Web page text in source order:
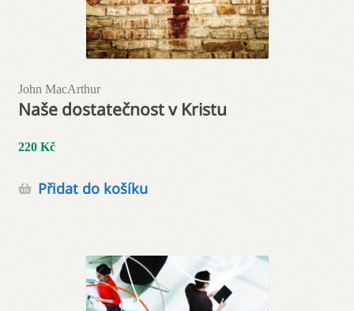
John MacArthur
Naše dostatečnost v Kristu
220 Kč
Přidat do košíku